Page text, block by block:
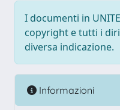
I documenti in
copyright e tutti i
diversa indicazione.
Informazioni